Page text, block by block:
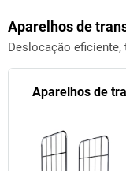
Aparelhos de
Deslocação eficiente,
Aparelhos de